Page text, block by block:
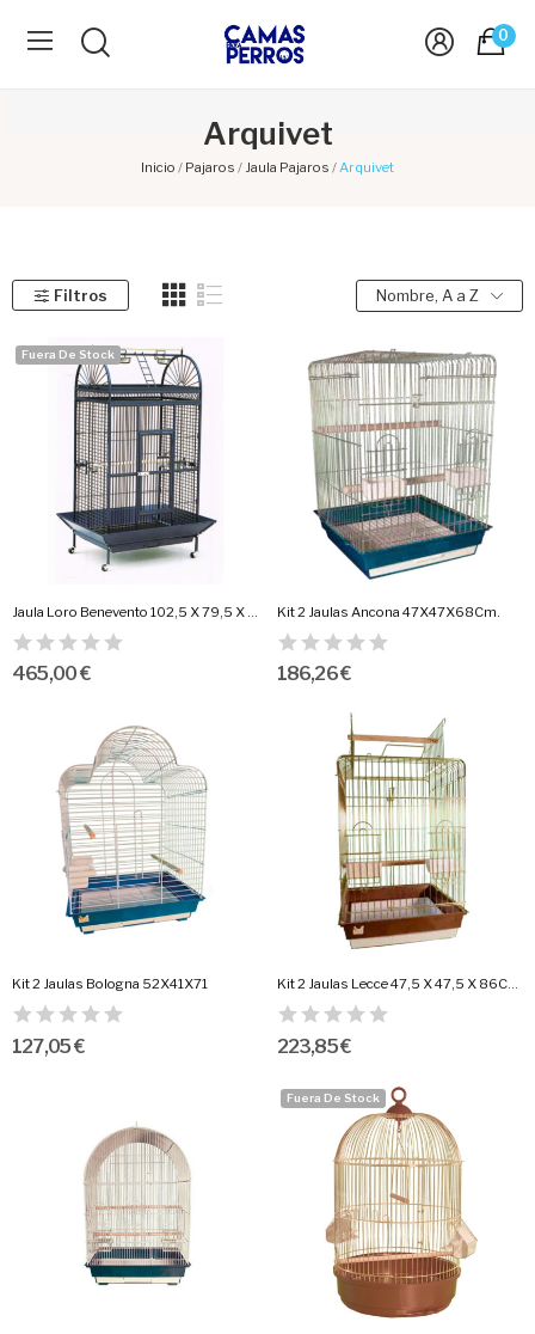
0
Arquivet
Inicio Pajaros Jaula Pajaros Arquivet
Filtros Nombre, A a Z
Fuera De Stock
Jaula Loro Benevento 102,5 X 79,5 X 176 Cm.
465,00 €
Kit 2 Jaulas Ancona 47X47X68Cm.
186,26 €
Kit 2 Jaulas Bologna 52X41X71
127,05 €
Kit 2 Jaulas Lecce 47,5 X 47,5 X 86Cm.
223,85 €
Fuera De Stock